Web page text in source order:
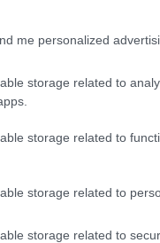
me personalized
storage related to
storage related to
storage related to
storage related to
χρήματα και
της Αθήνας η